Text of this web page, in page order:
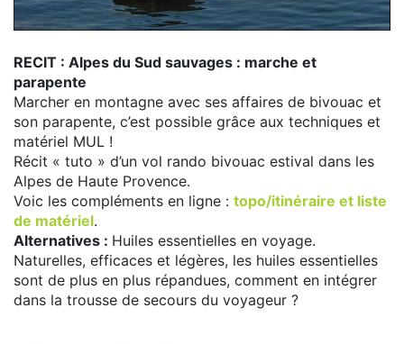
RECIT : Alpes du Sud sauvages : marche et
parapente
Marcher en montagne avec ses affaires de bivouac et
son parapente, c’est possible grâce aux techniques et
matériel MUL !
Récit « tuto » d’un vol rando bivouac estival dans les
Alpes de Haute Provence.
Voic les compléments en ligne : topo/itinéraire et liste
de matériel.
Alternatives : Huiles essentielles en voyage.
Naturelles, efficaces et légères, les huiles essentielles
sont de plus en plus répandues, comment en intégrer
dans la trousse de secours du voyageur ?